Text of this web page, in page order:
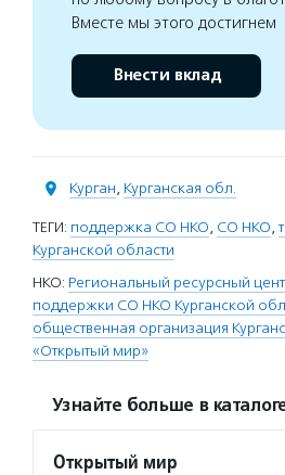
Вместе мы этого достигнем
Внести вклад
Курган, Курганская обл.
ТЕГИ: поддержка СО НКО, СО НКО,
Курганской области
НКО: Региональный ресурсный
поддержки СО НКО Курганской
общественная организация
«Открытый мир»
Узнайте больше в
Открытый мир